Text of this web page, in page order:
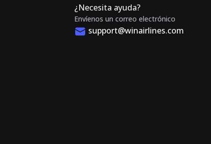
¿Necesita ayuda?
Envíenos un correo electrónico
support@winairlines.com